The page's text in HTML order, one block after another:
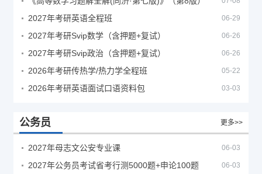
2027年考研英语全程班 06-29
2027年考研Svip数学（含押题+复试） 06-26
2027年考研Svip政治（含押题+复试） 06-26
2026年考研传热学/热力学全程班 05-22
2026年考研英语面试口语资料包 03-03
公务员 更多>>
2027年母志文公安专业课 06-03
2027年公务员考试省考行测5000题+申论100题 06-03